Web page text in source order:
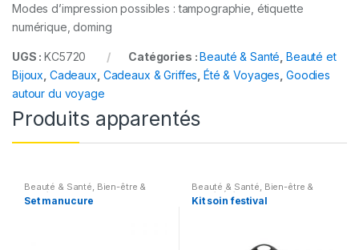
Modes d’impression possibles : tampographie, étiquette
numérique, doming
UGS :KC5720 Catégories :Beauté & Santé ,Beauté et
Bijoux Cadeaux Cadeaux & Griffes ,Été & Voyages Goodies
autour du voyage
Produits apparentés
Beauté & Santé Bien-être &
Santé Cadeaux & Griffes
Cadeaux,Été & Voyages
Set manucure
Beauté & Santé Bien-être &
Santé , Été & Voyages
autour du voyage
Kit soin festival